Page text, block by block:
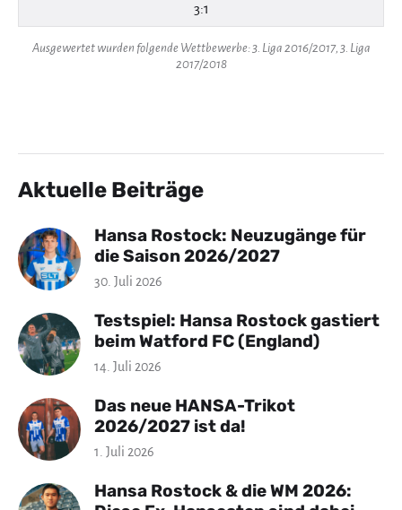
3:1
Ausgewertet wurden folgende Wettbewerbe: 3. Liga 2016/2017, 3. Liga
2017/2018
Aktuelle Beiträge
Hansa Rostock: Neuzugänge für
die Saison 2026/2027
30. Juli 2026
Testspiel: Hansa Rostock gastiert
beim Watford FC (England)
14. Juli 2026
Das neue HANSA-Trikot
2026/2027 ist da!
1. Juli 2026
Hansa Rostock & die WM 2026: